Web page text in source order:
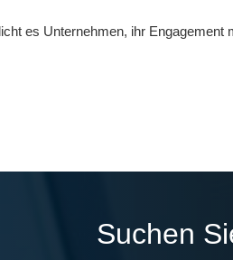
es Unternehmen, ihr
Suchen